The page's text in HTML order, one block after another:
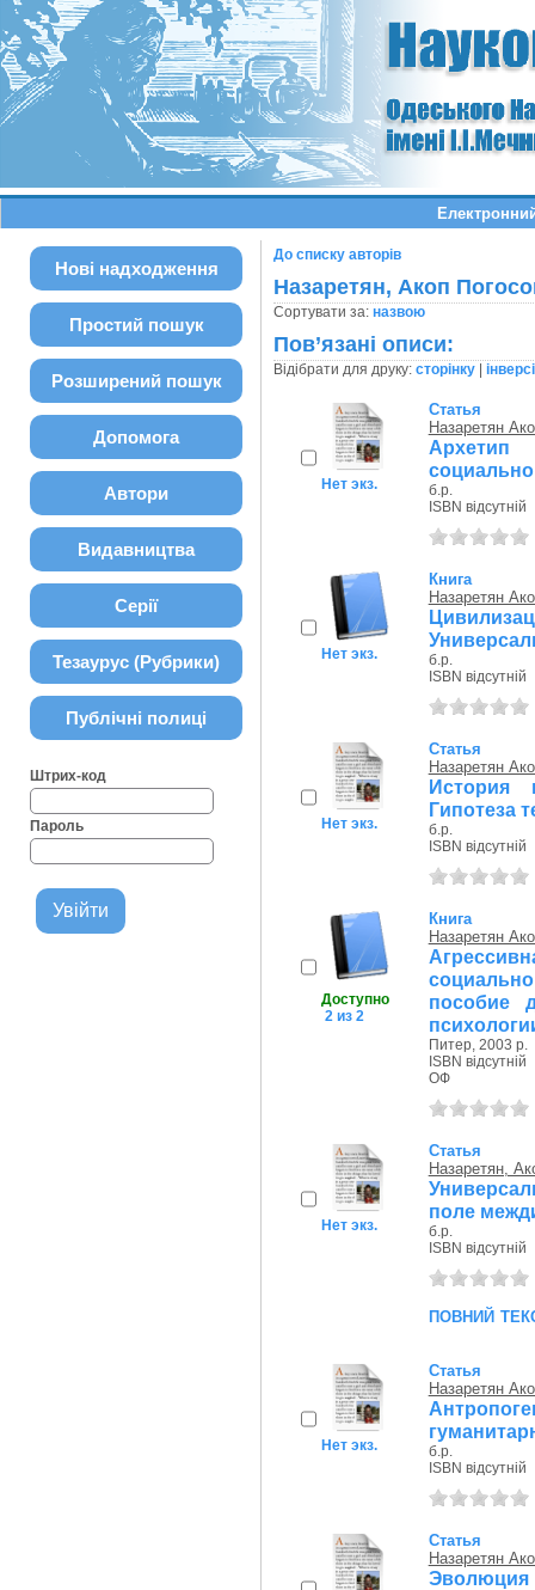
Нові надходження
Простий пошук
Розширений пошук
Допомога
Автори
Видавництва
Серії
Тезаурус (Рубрики)
Публічні полиці
Штрих-код
Пароль
До списку авторів
Назаретян, Акоп
Сортувати за: назвою
Пов’язані описи:
Відібрати для друку: сторінку|
Нет экз.
Статья
Назаретян
Архетип
б.р.
ISBN відсутній
Нет экз.
Книга
Назаретян
б.р.
ISBN відсутній
Нет экз.
Статья
Назаретян
История
Гипотеза
б.р.
ISBN відсутній
Доступно
2 из 2
Книга
Назаретян
пособие
Питер, 2003 р.
ISBN відсутній
ОФ
Нет экз.
Статья
Назаретян,
поле
б.р.
ISBN відсутній
повний
Нет экз.
Статья
Назаретян
б.р.
ISBN відсутній
Статья
Назаретян
Эволюция